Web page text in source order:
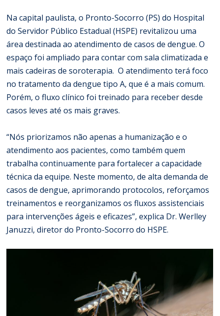
Na capital paulista, o Pronto-Socorro (PS) do Hospital
do Servidor Público Estadual (HSPE) revitalizou uma
área destinada ao atendimento de casos de dengue. O
espaço foi ampliado para contar com sala climatizada e
mais cadeiras de soroterapia. O atendimento terá foco
no tratamento da dengue tipo A, que é a mais comum.
Porém, o fluxo clínico foi treinado para receber desde
casos leves até os mais graves.
“Nós priorizamos não apenas a humanização e o
atendimento aos pacientes, como também quem
trabalha continuamente para fortalecer a capacidade
técnica da equipe. Neste momento, de alta demanda de
casos de dengue, aprimorando protocolos, reforçamos
treinamentos e reorganizamos os fluxos assistenciais
para intervenções ágeis e eficazes”, explica Dr. Werlley
Januzzi, diretor do Pronto-Socorro do HSPE.